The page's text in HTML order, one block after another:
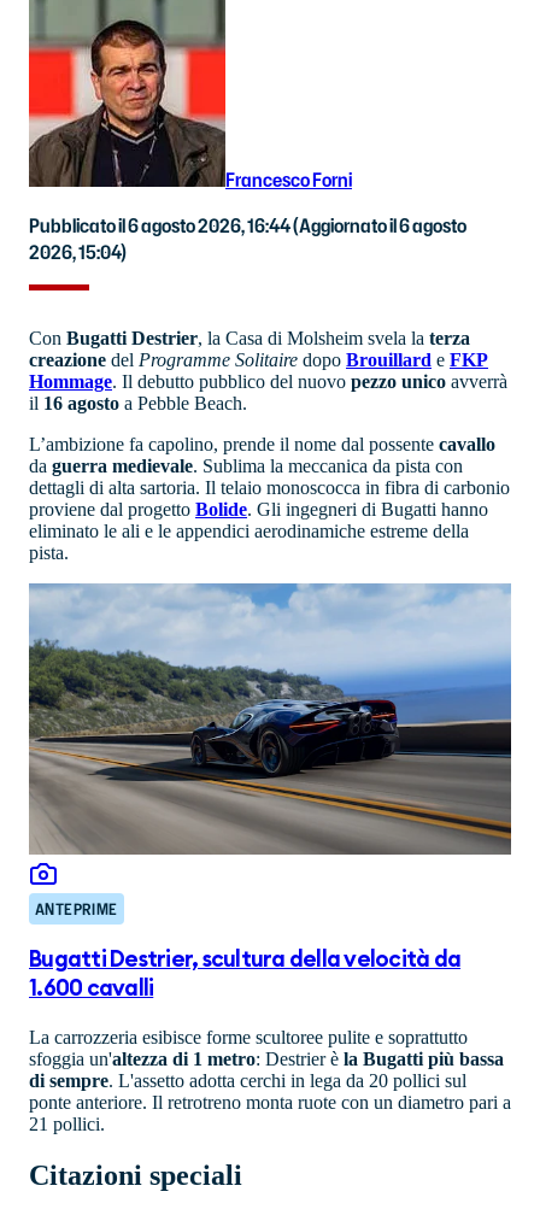
Francesco Forni
Pubblicato il 6 agosto 2026, 16:44(Aggiornato il 6 agosto
2026, 15:04)
Con Bugatti Destrier, la Casa di Molsheim svela la terza
creazione del Programme Solitaire dopo Brouillard e FKP
Hommage. Il debutto pubblico del nuovo pezzo unico avverrà
il 16 agosto a Pebble Beach.
L’ambizione fa capolino, prende il nome dal possente cavallo
da guerra medievale. Sublima la meccanica da pista con
dettagli di alta sartoria. Il telaio monoscocca in fibra di carbonio
proviene dal progetto Bolide. Gli ingegneri di Bugatti hanno
eliminato le ali e le appendici aerodinamiche estreme della
pista.
ANTEPRIME
Bugatti Destrier, scultura della velocità da
1.600 cavalli
La carrozzeria esibisce forme scultoree pulite e soprattutto
sfoggia un'altezza di 1 metro: Destrier è la Bugatti più bassa
di sempre. L'assetto adotta cerchi in lega da 20 pollici sul
ponte anteriore. Il retrotreno monta ruote con un diametro pari a
21 pollici.
Citazioni speciali